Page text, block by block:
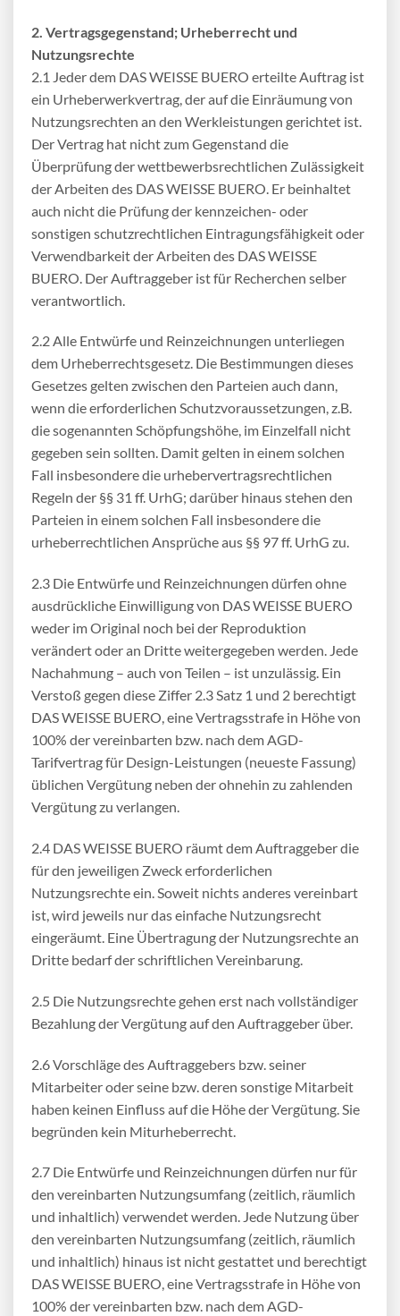
2. Vertragsgegenstand; Urheberrecht und
Nutzungsrechte
2.1 Jeder dem DAS WEISSE BUERO erteilte Auftrag ist
ein Urheberwerkvertrag, der auf die Einräumung von
Nutzungsrechten an den Werkleistungen gerichtet ist.
Der Vertrag hat nicht zum Gegenstand die
Überprüfung der wettbewerbsrechtlichen Zulässigkeit
der Arbeiten des DAS WEISSE BUERO. Er beinhaltet
auch nicht die Prüfung der kennzeichen- oder
sonstigen schutzrechtlichen Eintragungsfähigkeit oder
Verwendbarkeit der Arbeiten des DAS WEISSE
BUERO. Der Auftraggeber ist für Recherchen selber
verantwortlich.
2.2 Alle Entwürfe und Reinzeichnungen unterliegen
dem Urheberrechtsgesetz. Die Bestimmungen dieses
Gesetzes gelten zwischen den Parteien auch dann,
wenn die erforderlichen Schutzvoraussetzungen, z.B.
die sogenannten Schöpfungshöhe, im Einzelfall nicht
gegeben sein sollten. Damit gelten in einem solchen
Fall insbesondere die urhebervertragsrechtlichen
Regeln der §§ 31 ff. UrhG; darüber hinaus stehen den
Parteien in einem solchen Fall insbesondere die
urheberrechtlichen Ansprüche aus §§ 97 ff. UrhG zu.
2.3 Die Entwürfe und Reinzeichnungen dürfen ohne
ausdrückliche Einwilligung von DAS WEISSE BUERO
weder im Original noch bei der Reproduktion
verändert oder an Dritte weitergegeben werden. Jede
Nachahmung – auch von Teilen – ist unzulässig. Ein
Verstoß gegen diese Ziffer 2.3 Satz 1 und 2 berechtigt
DAS WEISSE BUERO, eine Vertragsstrafe in Höhe von
100% der vereinbarten bzw. nach dem AGD-
Tarifvertrag für Design-Leistungen (neueste Fassung)
üblichen Vergütung neben der ohnehin zu zahlenden
Vergütung zu verlangen.
2.4 DAS WEISSE BUERO räumt dem Auftraggeber die
für den jeweiligen Zweck erforderlichen
Nutzungsrechte ein. Soweit nichts anderes vereinbart
ist, wird jeweils nur das einfache Nutzungsrecht
eingeräumt. Eine Übertragung der Nutzungsrechte an
Dritte bedarf der schriftlichen Vereinbarung.
2.5 Die Nutzungsrechte gehen erst nach vollständiger
Bezahlung der Vergütung auf den Auftraggeber über.
2.6 Vorschläge des Auftraggebers bzw. seiner
Mitarbeiter oder seine bzw. deren sonstige Mitarbeit
haben keinen Einfluss auf die Höhe der Vergütung. Sie
begründen kein Miturheberrecht.
2.7 Die Entwürfe und Reinzeichnungen dürfen nur für
den vereinbarten Nutzungsumfang (zeitlich, räumlich
und inhaltlich) verwendet werden. Jede Nutzung über
den vereinbarten Nutzungsumfang (zeitlich, räumlich
und inhaltlich) hinaus ist nicht gestattet und berechtigt
DAS WEISSE BUERO, eine Vertragsstrafe in Höhe von
100% der vereinbarten bzw. nach dem AGD-